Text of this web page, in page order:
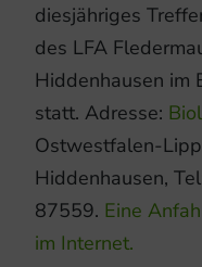
diesjähriges
des LFA
Hiddenhausen im
statt. Adresse:
Ostwestfalen-
Hiddenhausen,
87559. Eine
im Internet.